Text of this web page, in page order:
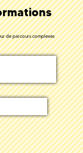
de parcours complexes